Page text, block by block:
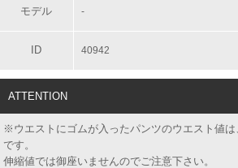
モデル -
ID 40942
ATTENTION
※ウエストにゴムが入ったパンツのウエスト値
です。
伸縮値では御座いませんのでご注意下さい。